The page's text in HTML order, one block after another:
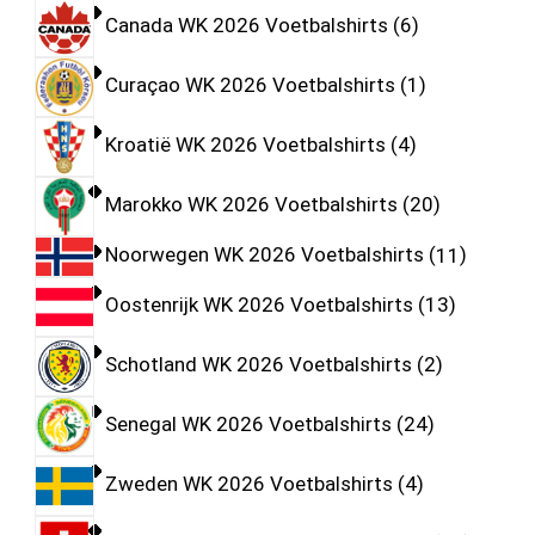
Canada WK 2026 Voetbalshirts 6
Curaçao WK 2026 Voetbalshirts 1
Kroatië WK 2026 Voetbalshirts 4
Marokko WK 2026 Voetbalshirts 20
Noorwegen WK 2026 Voetbalshirts 11
Oostenrijk WK 2026 Voetbalshirts 13
Schotland WK 2026 Voetbalshirts 2
Senegal WK 2026 Voetbalshirts 24
Zweden WK 2026 Voetbalshirts 4